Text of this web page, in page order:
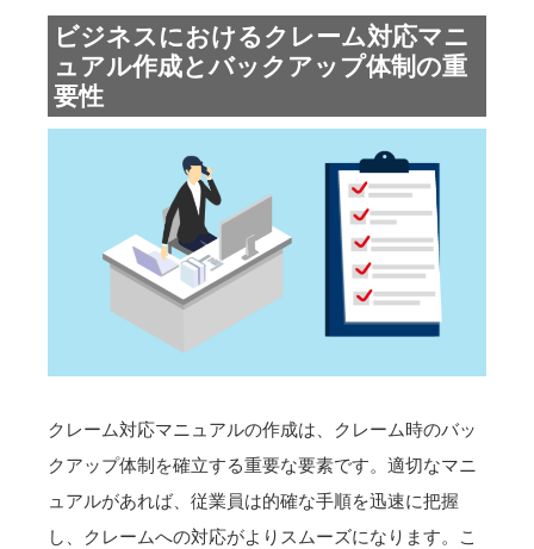
ビジネスにおけるクレーム対応マニ
ュアル作成とバックアップ体制の重
要性
クレーム対応マニュアルの作成は、クレーム時のバッ
クアップ体制を確立する重要な要素です。適切なマニ
ュアルがあれば、従業員は的確な手順を迅速に把握
し、クレームへの対応がよりスムーズになります。こ